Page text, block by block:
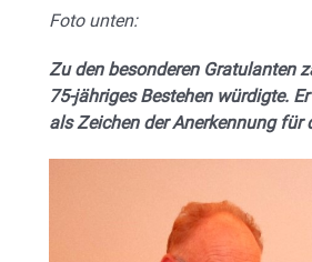
Foto unten:
Zu den besonderen Gratulanten
75-jähriges Bestehen würdigte.
als Zeichen der Anerkennung für